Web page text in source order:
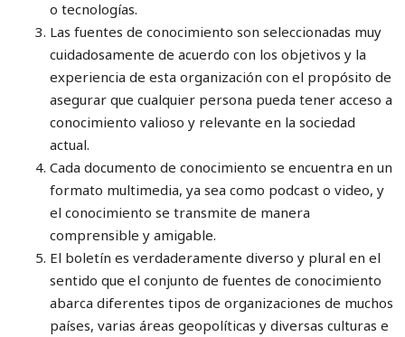
o tecnologías.
Las fuentes de conocimiento son seleccionadas muy
cuidadosamente de acuerdo con los objetivos y la
experiencia de esta organización con el propósito de
asegurar que cualquier persona pueda tener acceso a
conocimiento valioso y relevante en la sociedad
actual.
Cada documento de conocimiento se encuentra en un
formato multimedia, ya sea como podcast o video, y
el conocimiento se transmite de manera
comprensible y amigable.
El boletín es verdaderamente diverso y plural en el
sentido que el conjunto de fuentes de conocimiento
abarca diferentes tipos de organizaciones de muchos
países, varias áreas geopolíticas y diversas culturas e